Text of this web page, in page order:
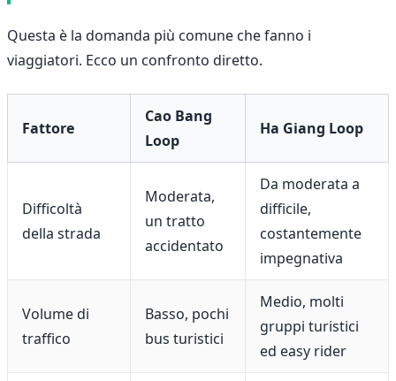
Questa è la domanda più comune che fanno i
viaggiatori. Ecco un confronto diretto.
Fattore
Cao Bang
Loop
Ha Giang Loop
Difficoltà
della strada
Moderata,
un tratto
accidentato
Da moderata a
difficile,
costantemente
impegnativa
Volume di
traffico
Basso, pochi
bus turistici
Medio, molti
gruppi turistici
ed easy rider